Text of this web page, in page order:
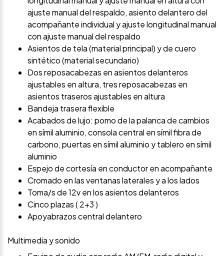
ajuste manual del respaldo, asiento delantero del
acompañante individual y ajuste longitudinal manual
con ajuste manual del respaldo
Asientos de tela (material principal) y de cuero
sintético (material secundario)
Dos reposacabezas en asientos delanteros
ajustables en altura, tres reposacabezas en
asientos traseros ajustables en altura
Bandeja trasera flexible
Acabados de lujo: pomo de la palanca de cambios
en símil aluminio, consola central en símil fibra de
carbono, puertas en símil aluminio y tablero en símil
aluminio
Espejo de cortesía en conductor en acompañante
Cromado en las ventanas laterales y a los lados
Toma/s de 12v en los asientos delanteros
Cinco plazas ( 2+3 )
Apoyabrazos central delantero
Multimedia y sonido